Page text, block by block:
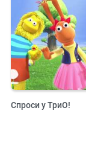
Спроси у ТриО!